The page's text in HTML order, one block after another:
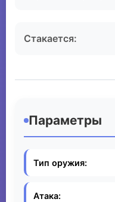
Стакается:
Параметры
Тип оружия:
Атака: